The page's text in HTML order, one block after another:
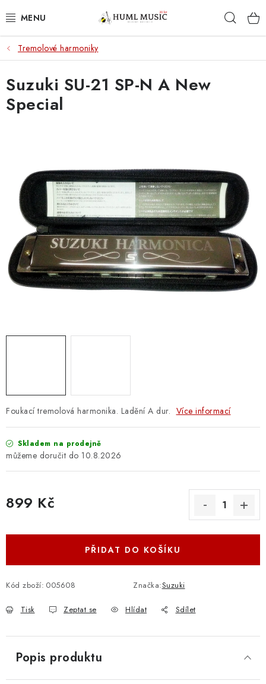
na
KYTARY
UKULELE
DECHY
BICÍ
ZVUK
KYTAROVÉ PŘÍSLUŠENSTVÍ
OSTATNÍ STRUNNÉ NÁSTROJE
ZÁSADY ZPRACOVÁNÍ OSOBNÍCH ÚDAJŮ
OBCHODNÍ PODMÍNKY
ODSTOUPENÍ OD SMLOUVY
Tremolové harmoniky
Foukací tremolová harmonika. Ladění A dur. Více informací
Skladem na prodejně
10.8.2026
899 Kč
PŘIDAT DO KOŠÍKU
Kód zboží: 005608 Značka:Suzuki
Tisk Zeptat se Hlídat Sdílet
Suzuki SU-21 SP-N A New
Special
Popis produktu